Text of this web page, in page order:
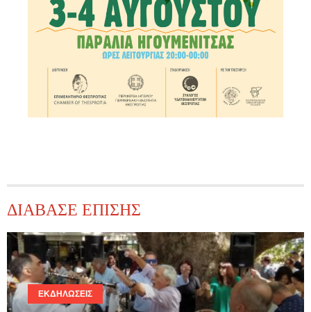
ΔΙΑΒΑΣΕ ΕΠΙΣΗΣ
ΕΚΔΗΛΏΣΕΙΣ